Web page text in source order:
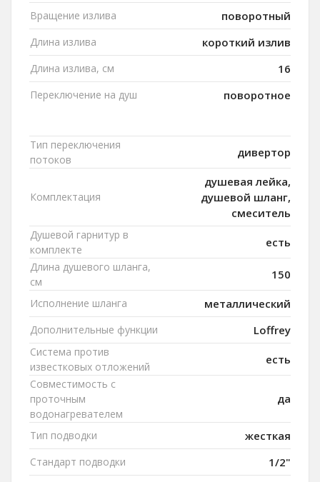
Вращение излива поворотный
Длина излива короткий излив
Длина излива, см 16
Переключение на душ поворотное
Тип переключения
потоков
дивертор
Комплектация
душевая лейка,
душевой шланг,
смеситель
Душевой гарнитур в
комплекте
есть
Длина душевого шланга,
см
150
Исполнение шланга металлический
Дополнительные функции Loffrey
Система против
известковых отложений
есть
Совместимость с
проточным
водонагревателем
да
Тип подводки жесткая
Стандарт подводки
1/2"